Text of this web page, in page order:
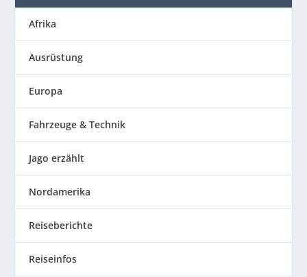
Afrika
Ausrüstung
Europa
Fahrzeuge & Technik
Jago erzählt
Nordamerika
Reiseberichte
Reiseinfos